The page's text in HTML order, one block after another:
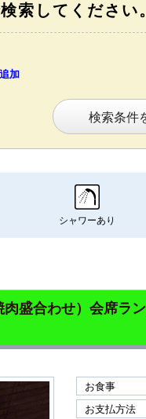
索してください。
加
検索条件
シャワーあり
盛合わせ）会席ラ
お食事
お支払方法